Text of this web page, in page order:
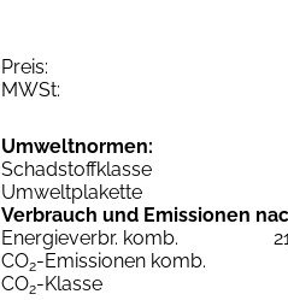
Preis:
MWSt:
Umweltnormen:
Schadstoffklasse
Umweltplakette
Verbrauch und Emissionen
Energieverbr. komb.
CO2-Emissionen komb.
CO2-Klasse